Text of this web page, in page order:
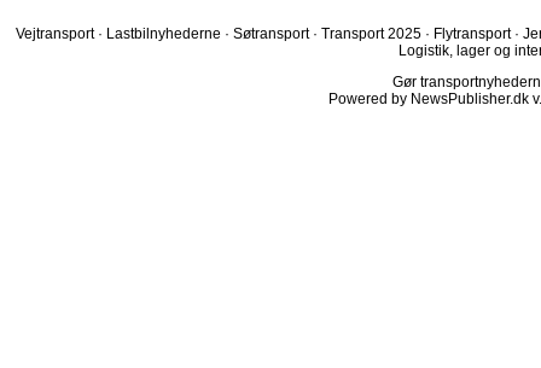
Vejtransport · Lastbilnyhederne · Søtransport · Transport 2025 · Flytransport ·
Logistik, lager og
Gør
Powered by NewsPublisher.dk